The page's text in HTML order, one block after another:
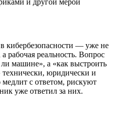
кибербезопасности — уже не
рабочая реальность. Вопрос
ли машине», а «как выстроить
технически, юридически и
с ответом, рискуют
уже ответил за них.